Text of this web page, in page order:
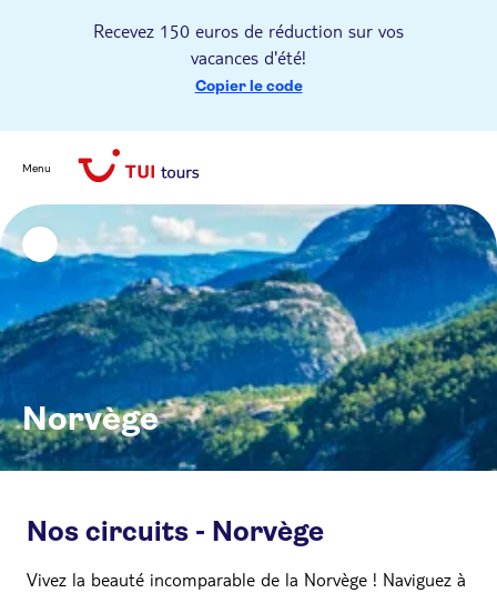
Recevez 150 euros de réduction sur vos
vacances d'été!
Copier le code
Menu
Norvège
Nos circuits - Norvège
Vivez la beauté incomparable de la Norvège ! Naviguez à